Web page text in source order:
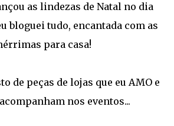
as lindezas de Natal no dia
bloguei tudo, encantada com as
para casa!
de peças de lojas que eu AMO e
nos eventos...